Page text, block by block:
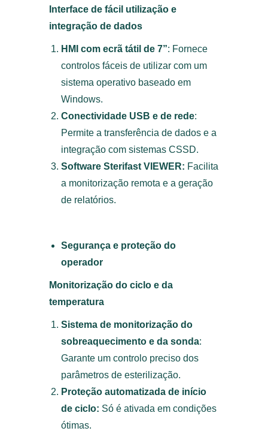
Interface de fácil utilização e
integração de dados
HMI com ecrã tátil de 7”: Fornece
controlos fáceis de utilizar com um
sistema operativo baseado em
Windows.
Conectividade USB e de rede:
Permite a transferência de dados e a
integração com sistemas CSSD.
Software Sterifast VIEWER: Facilita
a monitorização remota e a geração
de relatórios.
Segurança e proteção do
operador
Monitorização do ciclo e da
temperatura
Sistema de monitorização do
sobreaquecimento e da sonda:
Garante um controlo preciso dos
parâmetros de esterilização.
Proteção automatizada de início
de ciclo: Só é ativada em condições
ótimas.